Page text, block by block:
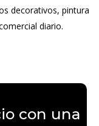
decorativos, pintura
diario.
con una